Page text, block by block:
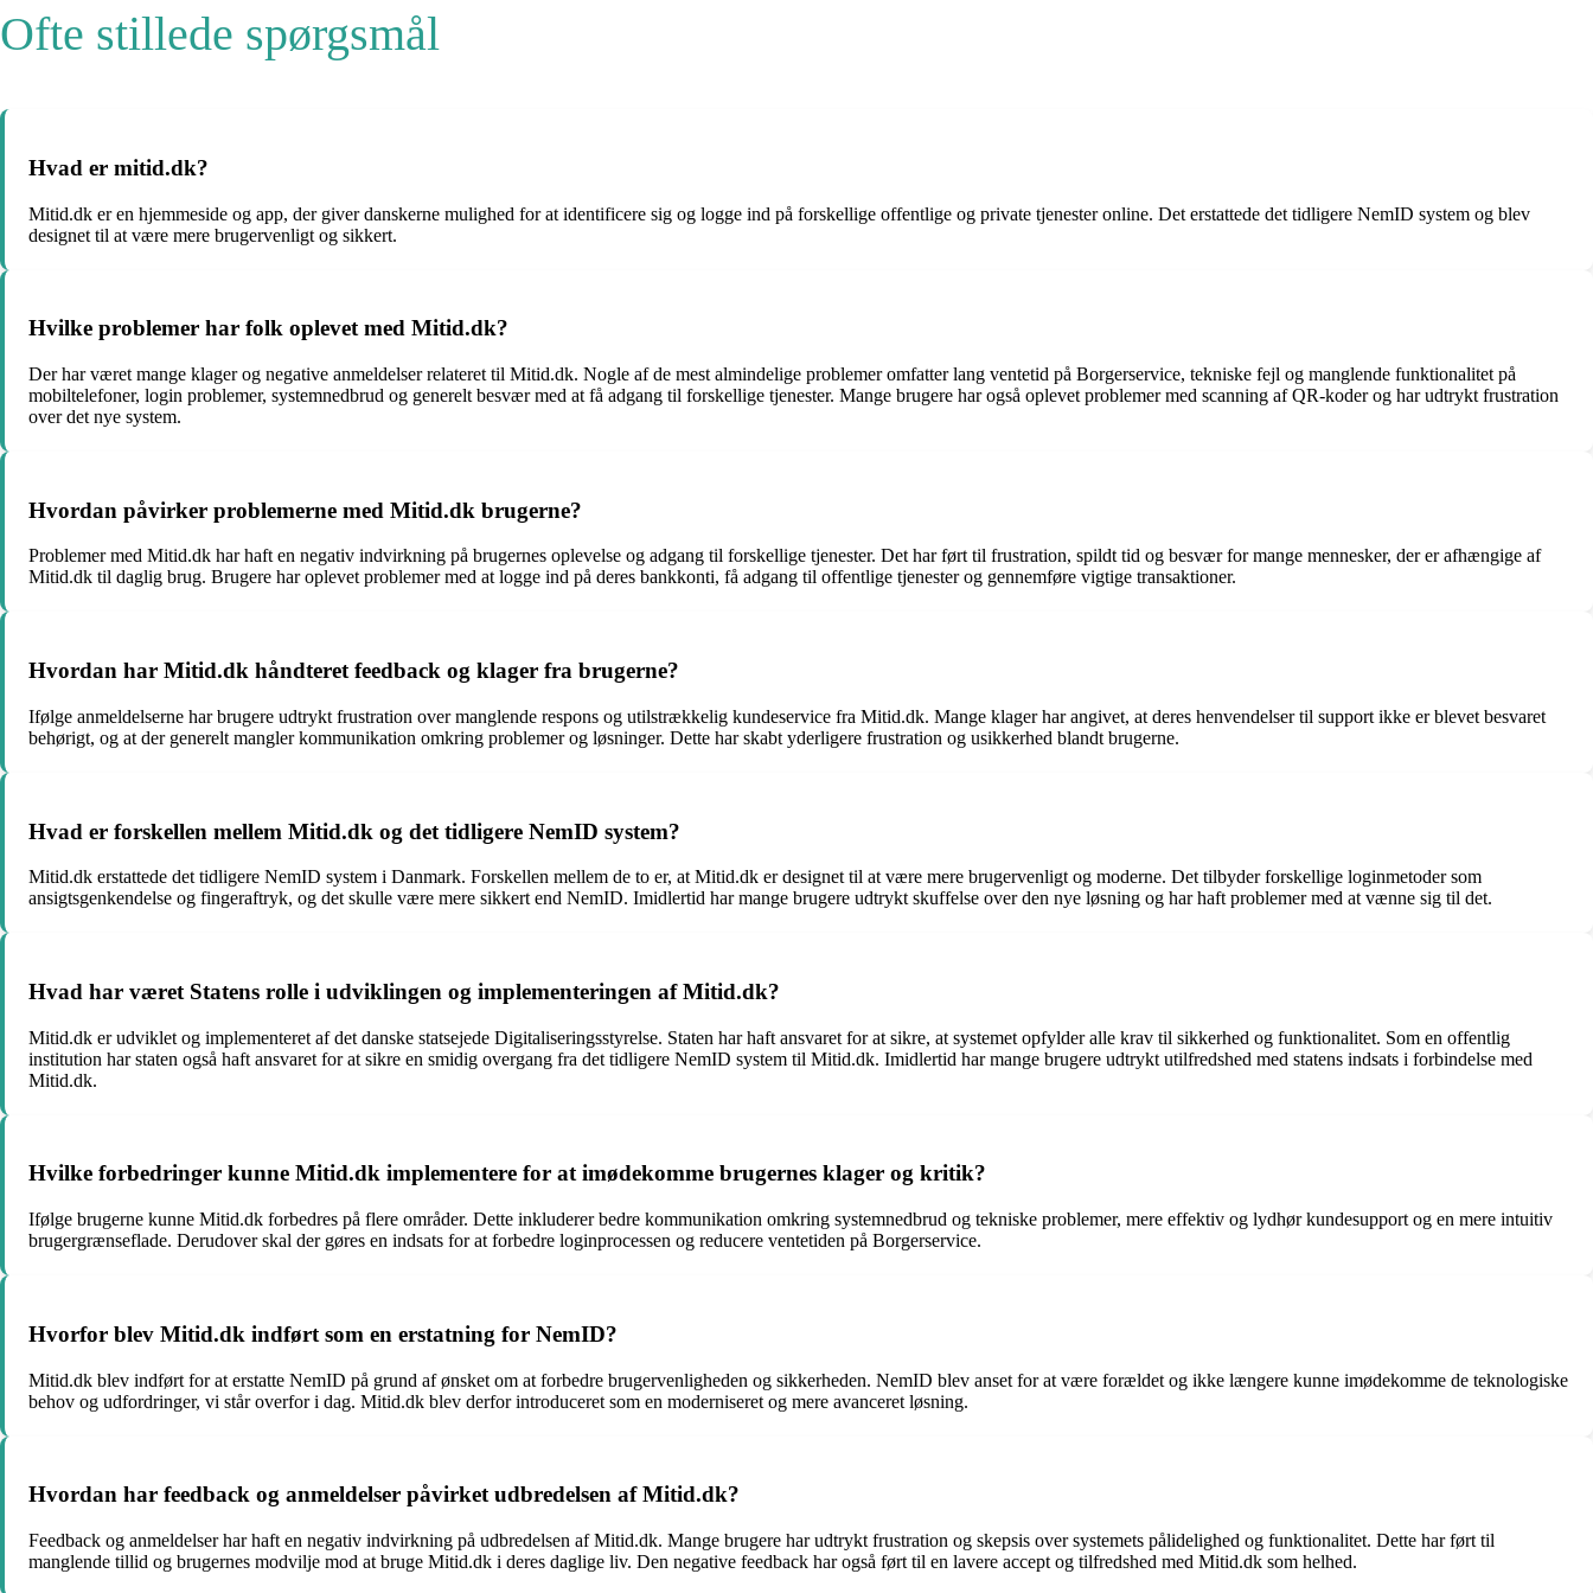
Ofte stillede spørgsmål
Hvad er mitid.dk?
Mitid.dk er en hjemmeside og app, der giver danskerne mulighed for at identificere sig og logge ind på forskellige offentlige og private tjenester online. Det erstattede det tidligere NemID system og blev
designet til at være mere brugervenligt og sikkert.
Hvilke problemer har folk oplevet med Mitid.dk?
Der har været mange klager og negative anmeldelser relateret til Mitid.dk. Nogle af de mest almindelige problemer omfatter lang ventetid på Borgerservice, tekniske fejl og manglende funktionalitet på
mobiltelefoner, login problemer, systemnedbrud og generelt besvær med at få adgang til forskellige tjenester. Mange brugere har også oplevet problemer med scanning af QR-koder og har udtrykt frustration
over det nye system.
Hvordan påvirker problemerne med Mitid.dk brugerne?
Problemer med Mitid.dk har haft en negativ indvirkning på brugernes oplevelse og adgang til forskellige tjenester. Det har ført til frustration, spildt tid og besvær for mange mennesker, der er afhængige af
Mitid.dk til daglig brug. Brugere har oplevet problemer med at logge ind på deres bankkonti, få adgang til offentlige tjenester og gennemføre vigtige transaktioner.
Hvordan har Mitid.dk håndteret feedback og klager fra brugerne?
Ifølge anmeldelserne har brugere udtrykt frustration over manglende respons og utilstrækkelig kundeservice fra Mitid.dk. Mange klager har angivet, at deres henvendelser til support ikke er blevet besvaret
behørigt, og at der generelt mangler kommunikation omkring problemer og løsninger. Dette har skabt yderligere frustration og usikkerhed blandt brugerne.
Hvad er forskellen mellem Mitid.dk og det tidligere NemID system?
Mitid.dk erstattede det tidligere NemID system i Danmark. Forskellen mellem de to er, at Mitid.dk er designet til at være mere brugervenligt og moderne. Det tilbyder forskellige loginmetoder som
ansigtsgenkendelse og fingeraftryk, og det skulle være mere sikkert end NemID. Imidlertid har mange brugere udtrykt skuffelse over den nye løsning og har haft problemer med at vænne sig til det.
Hvad har været Statens rolle i udviklingen og implementeringen af Mitid.dk?
Mitid.dk er udviklet og implementeret af det danske statsejede Digitaliseringsstyrelse. Staten har haft ansvaret for at sikre, at systemet opfylder alle krav til sikkerhed og funktionalitet. Som en offentlig
institution har staten også haft ansvaret for at sikre en smidig overgang fra det tidligere NemID system til Mitid.dk. Imidlertid har mange brugere udtrykt utilfredshed med statens indsats i forbindelse med
Mitid.dk.
Hvilke forbedringer kunne Mitid.dk implementere for at imødekomme brugernes klager og kritik?
Ifølge brugerne kunne Mitid.dk forbedres på flere områder. Dette inkluderer bedre kommunikation omkring systemnedbrud og tekniske problemer, mere effektiv og lydhør kundesupport og en mere intuitiv
brugergrænseflade. Derudover skal der gøres en indsats for at forbedre loginprocessen og reducere ventetiden på Borgerservice.
Hvorfor blev Mitid.dk indført som en erstatning for NemID?
Mitid.dk blev indført for at erstatte NemID på grund af ønsket om at forbedre brugervenligheden og sikkerheden. NemID blev anset for at være forældet og ikke længere kunne imødekomme de teknologiske
behov og udfordringer, vi står overfor i dag. Mitid.dk blev derfor introduceret som en moderniseret og mere avanceret løsning.
Hvordan har feedback og anmeldelser påvirket udbredelsen af Mitid.dk?
Feedback og anmeldelser har haft en negativ indvirkning på udbredelsen af Mitid.dk. Mange brugere har udtrykt frustration og skepsis over systemets pålidelighed og funktionalitet. Dette har ført til
manglende tillid og brugernes modvilje mod at bruge Mitid.dk i deres daglige liv. Den negative feedback har også ført til en lavere accept og tilfredshed med Mitid.dk som helhed.